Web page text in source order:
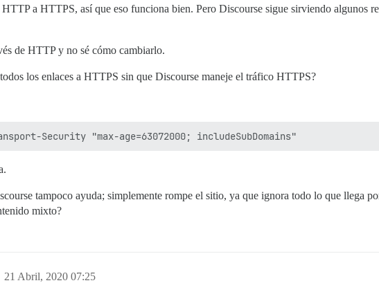
a HTTPS, así que eso funciona bien. Pero Discourse sigue sirviendo algunos
de HTTP y no sé cómo cambiarlo.
los enlaces a HTTPS sin que Discourse maneje el tráfico HTTPS?
tampoco ayuda; simplemente rompe el sitio, ya que ignora todo lo que llega
mixto?
21 Abril, 2020 07:25